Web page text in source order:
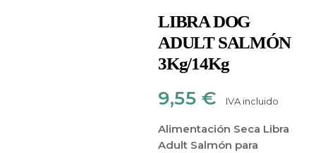
LIBRA DOG
ADULT SALMÓN
3Kg/14Kg
9,55 € IVA incluido
Alimentación Seca Libra
Adult Salmón para